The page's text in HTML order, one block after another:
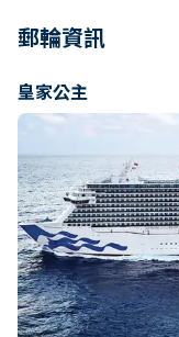
郵輪資訊
皇家公主